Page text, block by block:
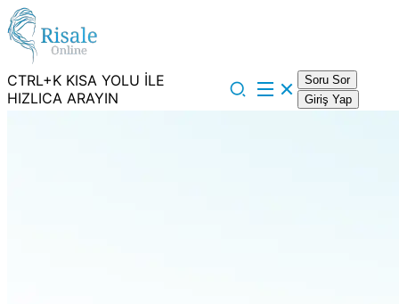
CTRL+K KISA YOLU İLE
HIZLICA ARAYIN
Soru Sor
Giriş Yap